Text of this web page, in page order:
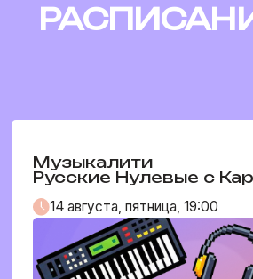
Музыкалити
Русские Нулевые с
14 августа, пятница, 19:00